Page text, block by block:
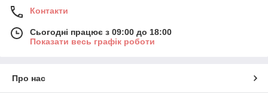
Контакти
Сьогодні працює з 09:00 до 18:00
Показати весь графік роботи
Про нас